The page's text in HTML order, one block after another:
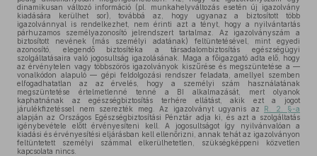
dinamikusan változó információ (pl. munkahelyváltozás esetén új igazolvány
kiadására kerülhet sor), továbbá az, hogy ugyanaz a biztosított több
igazolvánnyal is rendelkezhet, nem érinti azt a tényt, hogy a nyilvántartás
párhuzamos személyazonosító jelrendszert tartalmaz. Az igazolványszám a
biztosított nevének (más személyi adatának) feltüntetésével, mint egyedi
azonosító, elegendő biztosítéka a társadalombiztosítás egészségügyi
szolgáltatásaira való jogosultság igazolásának. Maga a főigazgató adta elő, hogy
az érvénytelen vagy többszörös igazolványok kiszűrése és megszüntetése a —
vonalkódon alapuló — gépi feldolgozási rendszer feladata, amellyel szemben
elfogadhatatlan az az érvelés, hogy a személyi szám használatának
megszüntetése értelmetlenné tenné a BI alkalmazását, mert olyanok
kaphatnának az egészségbiztosítás terhére ellátást, akik ezt a jogot
járulékfizetéssel nem szerezték meg. Az igazolványt ugyanis az R. 2. §-a
alapján az Országos Egészségbiztosítási Pénztár adja ki, és azt a szolgáltatás
igénybevétele előtt érvényesíteni kell. A jogosultságot így nyilvánvalóan a
kiadási és érvényesítési eljárásban kell ellenőrizni, annak tehát az igazolványon
feltüntetett személyi számmal elkerülhetetlen, szükségképpeni közvetlen
kapcsolata nincs.